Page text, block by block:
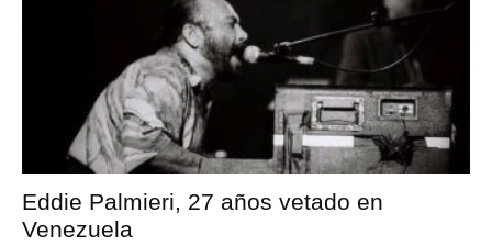
Eddie Palmieri, 27 años vetado en
Venezuela